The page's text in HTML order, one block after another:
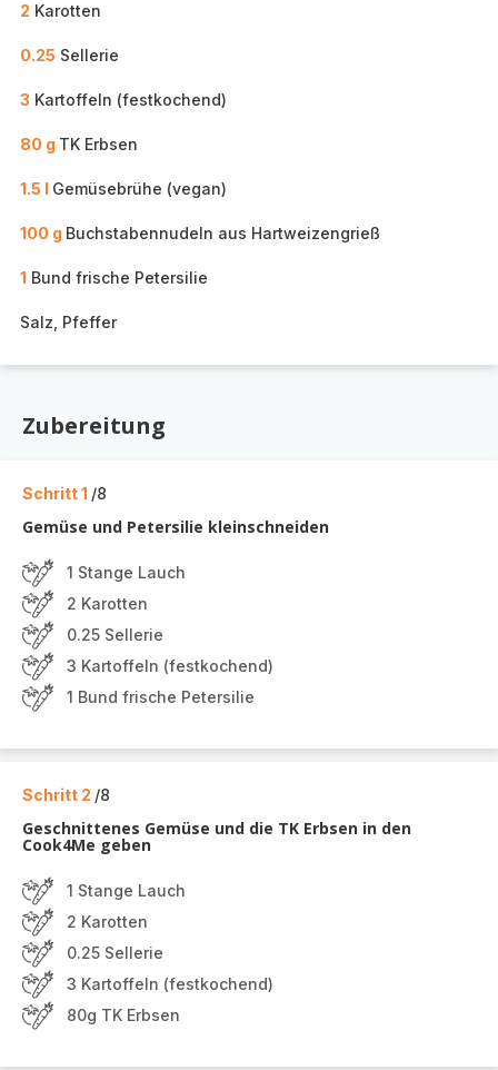
2 Karotten
0.25 Sellerie
3 Kartoffeln (festkochend)
80 g TK Erbsen
1.5 l Gemüsebrühe (vegan)
100 g Buchstabennudeln aus Hartweizengrieß
1 Bund frische Petersilie
Salz, Pfeffer
Zubereitung
Schritt 1 /8
Gemüse und Petersilie kleinschneiden
1 Stange Lauch
2 Karotten
0.25 Sellerie
3 Kartoffeln (festkochend)
1 Bund frische Petersilie
Schritt 2 /8
Geschnittenes Gemüse und die TK Erbsen in den
Cook4Me geben
1 Stange Lauch
2 Karotten
0.25 Sellerie
3 Kartoffeln (festkochend)
80g TK Erbsen